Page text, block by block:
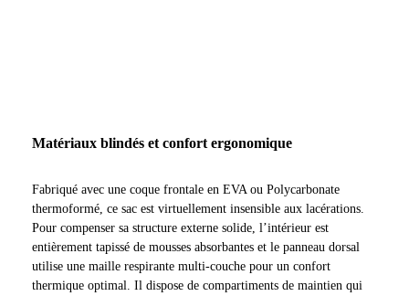
Matériaux blindés et confort ergonomique
Fabriqué avec une coque frontale en EVA ou Polycarbonate
thermoformé, ce sac est virtuellement insensible aux lacérations.
Pour compenser sa structure externe solide, l’intérieur est
entièrement tapissé de mousses absorbantes et le panneau dorsal
utilise une maille respirante multi-couche pour un confort
thermique optimal. Il dispose de compartiments de maintien qui